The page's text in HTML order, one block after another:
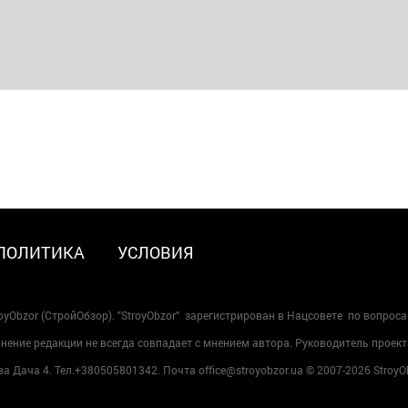
УСЛОВИЯ
(СтройОбзор). "StroyObzor" зарегистрирован в Нацсовете по
редакции не всегда совпадает с мнением автора. Руководитель
Дача 4. Тел.+380505801342. Почта office@stroyobzor.ua © 2007-2026